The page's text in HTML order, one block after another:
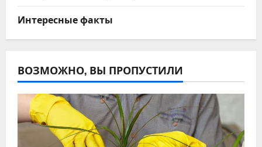
Интересные факты
ВОЗМОЖНО, ВЫ ПРОПУСТИЛИ